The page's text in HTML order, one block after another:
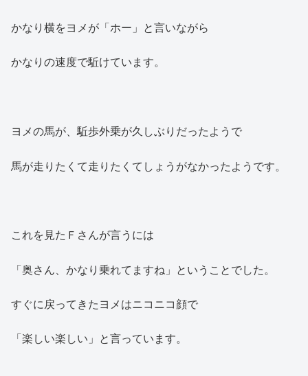
かなり横をヨメが「ホー」と言いながら
かなりの速度で駈けています。
ヨメの馬が、駈歩外乗が久しぶりだったようで
馬が走りたくて走りたくてしょうがなかったようです。
これを見たＦさんが言うには
「奥さん、かなり乗れてますね」ということでした。
すぐに戻ってきたヨメはニコニコ顔で
「楽しい楽しい」と言っています。